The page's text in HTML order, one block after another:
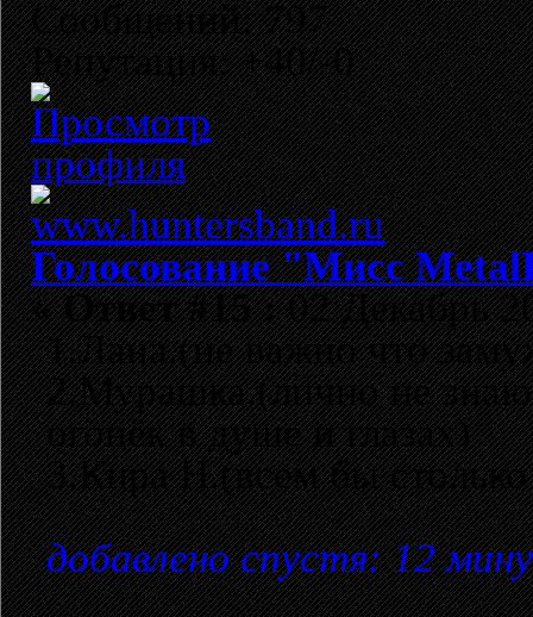
Сообщений: 797
Репутация: +40/-0
Голосование "Мисс
«Ответ #15 :02 Декабрь
1.Лана.(не важно что
2.Мурашка.(лично не
огонёк в душе и глазах)
3.Кира Н.(всем бы
добавлено спустя: 12